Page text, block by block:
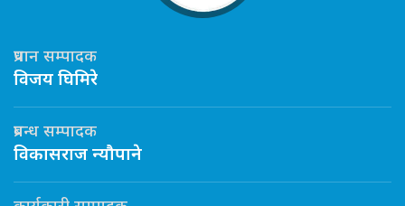
प्रधान सम्पादक
विजय घिमिरे
प्रबन्ध सम्पादक
विकासराज न्यौपाने